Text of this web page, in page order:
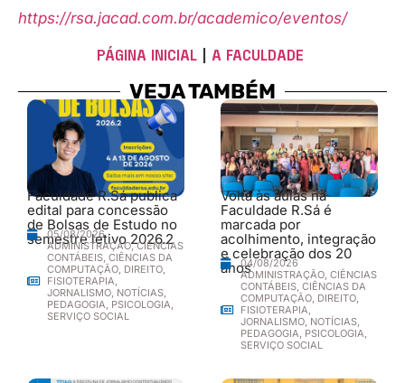
https://rsa.jacad.com.br/academico/eventos/
PÁGINA INICIAL A FACULDADE
VEJA TAMBÉM
Faculdade R.Sá publica
edital para concessão
de Bolsas de Estudo no
semestre letivo 2026.2
05/08/2026
ADMINISTRAÇÃO,CIÊNCIAS
CONTÁBEIS, CIÊNCIAS DA
COMPUTAÇÃO, DIREITO,
FISIOTERAPIA,
JORNALISMO, NOTÍCIAS,
PEDAGOGIA, PSICOLOGIA,
SERVIÇO SOCIAL
Volta às aulas na
Faculdade R.Sá é
marcada por
acolhimento, integração
e celebração dos 20
anos04/08/2026
ADMINISTRAÇÃO, CIÊNCIAS
CONTÁBEIS, CIÊNCIAS DA
COMPUTAÇÃO, DIREITO,
FISIOTERAPIA,
JORNALISMO, NOTÍCIAS,
PEDAGOGIA, PSICOLOGIA,
SERVIÇO SOCIAL